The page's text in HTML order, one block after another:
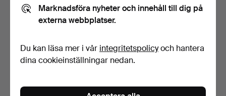
2 321 USD 466 USD
Marknadsföra nyheter och innehåll till dig på
externa webbplatser.
Du kan läsa mer i vår integritetspolicyoch hantera
dina cookieinställningar nedan.